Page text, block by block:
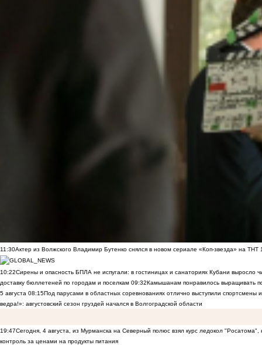
11:30Актер из Волжского Владимир Бутенко снялся в новом сериале «Коп-звезда» на ТНТ
10:22Сирены и опасность БПЛА не испугали: в гостиницах и санаториях Кубани выросло
доставку бюллетеней по городам и поселкам 09:32Камышанам понравилось выращивать
5 августа 08:15Под парусами в областных соревнованиях отлично выступили спортсмены
ведра!»: августовский сезон груздей начался в Волгоградской области
19:47Сегодня, 4 августа, из Мурманска на Северный полюс взял курс ледокол
контроль за ценами на продукты питания